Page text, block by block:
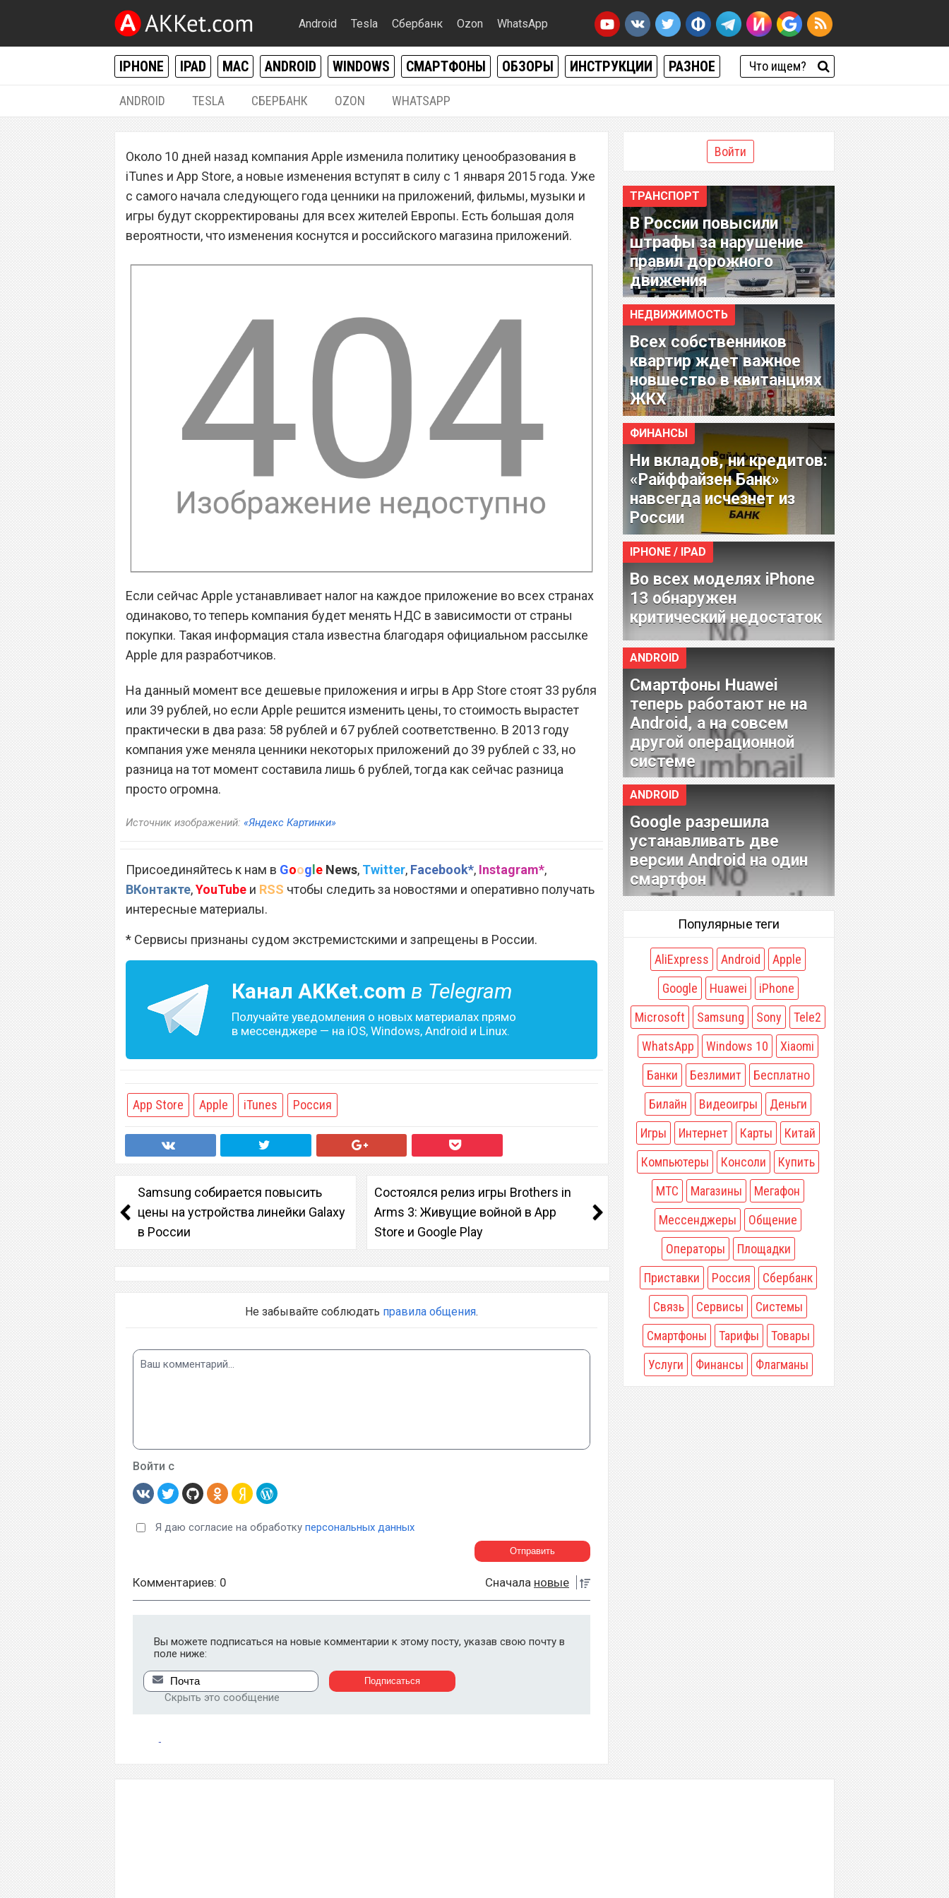
Android Tesla Сбербанк Ozon WhatsApp
IPHONE IPAD MAC ANDROID WINDOWS СМАРТФОНЫ ОБЗОРЫ ИНСТРУКЦИИ РАЗНОЕ
ANDROID TESLA СБЕРБАНК OZON WHATSAPP
Apple скорректирует ценники в App Store
и iTunes с 1 января
Около 10 дней назад компания Apple изменила политику ценообразования в
iTunes и App Store, а новые изменения вступят в силу с 1 января 2015 года. Уже
с самого начала следующего года ценники на приложений, фильмы, музыки и
игры будут скорректированы для всех жителей Европы. Есть большая доля
вероятности, что изменения коснутся и российского магазина приложений.
Если сейчас Apple устанавливает налог на каждое приложение во всех странах
одинаково, то теперь компания будет менять НДС в зависимости от страны
покупки. Такая информация стала известна благодаря официальном рассылке
Apple для разработчиков.
На данный момент все дешевые приложения и игры в App Store стоят 33 рубля
или 39 рублей, но если Apple решится изменить цены, то стоимость вырастет
практически в два раза: 58 рублей и 67 рублей соответственно. В 2013 году
компания уже меняла ценники некоторых приложений до 39 рублей с 33, но
разница на тот момент составила лишь 6 рублей, тогда как сейчас разница
просто огромна.
Источник изображений: «Яндекс Картинки»
Присоединяйтесь к нам в Goog e News, Twitter, Facebook*, Instagram*,
ВКонтакте,YouTube и RSS чтобы следить за новостями и оперативно получать
интересные материалы.
* Сервисы признаны судом экстремистскими и запрещены в России.
Канал AKKet.com в Telegram
Получайте уведомления о новых материалах прямо
в мессенджере — на iOS, Windows, Android и Linux.
App Store Apple iTunes Россия
Samsung собирается повысить
цены на устройства линейки Galaxy
в России
Состоялся релиз игры Brothers in
Arms 3: Живущие войной в App
Store и Google Play
Не забывайте соблюдать правила общения.
Войти с
Я даю согласие на обработку персональных данных
Комментариев: 0 Сначала новые
Вы можете подписаться на новые комментарии к этому посту, указав свою почту в
поле ниже:
Скрыть это сообщение
Войти
ТРАНСПОРТ
В России повысили
штрафы за нарушение
правил дорожного
движения
НЕДВИЖИМОСТЬ
Всех собственников
квартир ждет важное
новшество в квитанциях
ЖКХ
ФИНАНСЫ
Ни вкладов, ни кредитов:
«Райффайзен Банк»
навсегда исчезнет из
России
IPHONE / IPAD
Во всех моделях iPhone
13 обнаружен
критический недостаток
ANDROID
Смартфоны Huawei
теперь работают не на
Android, а на совсем
другой операционной
системе
ANDROID
Google разрешила
устанавливать две
версии Android на один
смартфон
Популярные теги
AliExpress Android
Apple
Google
Huawei
iPhone
Microsoft
Samsung Sony
Tele2
WhatsApp
Windows 10
Xiaomi
Банки
Безлимит
Бесплатно
Билайн
Видеоигры
Деньги
Игры
Интернет Карты
Китай
Компьютеры
Консоли
Купить
МТС
Магазины
Мегафон
Мессенджеры
Общение
Операторы
Площадки
Приставки
Россия
Сбербанк
Связь
Сервисы
Системы
Смартфоны
Тарифы
Товары
Услуги
Финансы Флагманы